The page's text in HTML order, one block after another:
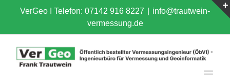
content
VerGeo I Telefon: 07142 916 8227
info@trautwein-
vermessung.de